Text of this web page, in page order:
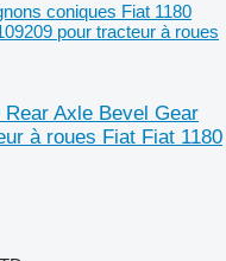
coniques Fiat 1180
pour tracteur à roues
Axle Bevel Gear
à roues Fiat Fiat 1180